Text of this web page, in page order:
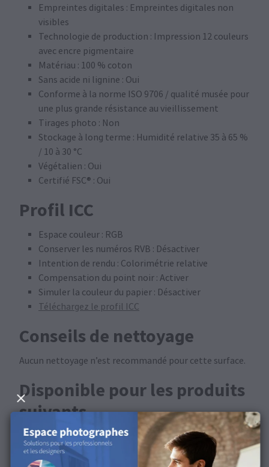
Empreintes digitales : Empreintes digitales non
visibles
Technologie de production : Impression 12 couleurs
avec encre pigmentaire
Matériau : 100 % coton
Sans acide ni lignine : Oui
Conforme à la norme ISO 9706 / qualité musée pour
une plus grande résistance au vieillissement
Tirages photo : Non
Stockage à long terme : Humidité relative 35 à 65 %
/ 10 à 30 °C
Végétalien : Oui
Certifié FSC® : Oui
Profil ICC
Espace couleur : RGB
Conserver les numéros RVB : Désactiver
Intention de rendu : Colorimétrie relative
Compensation du point noir : Activer
Simuler la couleur du papier : Désactiver
Téléchargez le profil ICC
Conseils de nettoyage
Aucun nettoyage n’est recommandé pour cette surface.
Disponible pour les produits
suivants
Cette surface est disponible pour les Impressions
FineArt et les Posters FineArt.